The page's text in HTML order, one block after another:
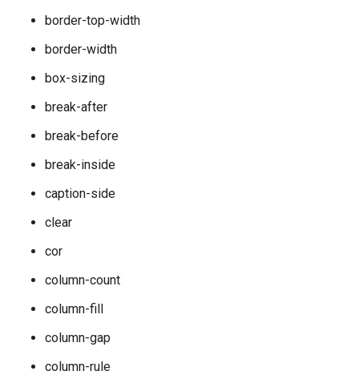
border-top-width
border-width
box-sizing
break-after
break-before
break-inside
caption-side
clear
cor
column-count
column-fill
column-gap
column-rule